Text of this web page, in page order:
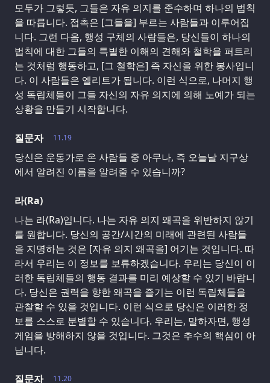
모두가 그렇듯, 그들은 자유 의지를 준수하며 하나의 법칙
을 따릅니다. 접촉은 [그들을] 부르는 사람들과 이루어집
니다. 그런 다음, 행성 구체의 사람들은, 당신들이 하나의
법칙에 대한 그들의 특별한 이해의 견해와 철학을 퍼트리
는 것처럼 행동하고, [그 철학은] 즉 자신을 위한 봉사입니
다. 이 사람들은 엘리트가 됩니다. 이런 식으로, 나머지 행
성 독립체들이 그들 자신의 자유 의지에 의해 노예가 되는
상황을 만들기 시작합니다.
11.19
질문자
당신은 운동가로 온 사람들 중 아무나, 즉 오늘날 지구상
에서 알려진 이름을 알려줄 수 있습니까?
라(Ra)
나는 라(Ra)입니다. 나는 자유 의지 왜곡을 위반하지 않기
를 원합니다. 당신의 공간/시간의 미래에 관련된 사람들
을 지명하는 것은 [자유 의지 왜곡을] 어기는 것입니다. 따
라서 우리는 이 정보를 보류하겠습니다. 우리는 당신이 이
러한 독립체들의 행동 결과를 미리 예상할 수 있기 바랍니
다. 당신은 권력을 향한 왜곡을 즐기는 이런 독립체들을
관찰할 수 있을 것입니다. 이런 식으로 당신은 이러한 정
보를 스스로 분별할 수 있습니다. 우리는, 말하자면, 행성
게임을 방해하지 않을 것입니다. 그것은 추수의 핵심이 아
닙니다.
11.20
질문자